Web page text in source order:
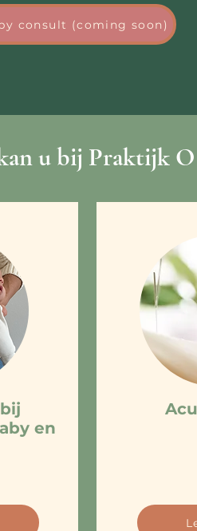
consult (coming soon)
u bij Praktijk
en